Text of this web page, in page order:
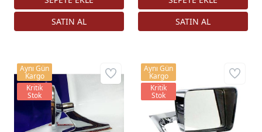
Aynı Gün
Kargo
Kritik
Stok
Aynı Gün
Kargo
Kritik
Stok